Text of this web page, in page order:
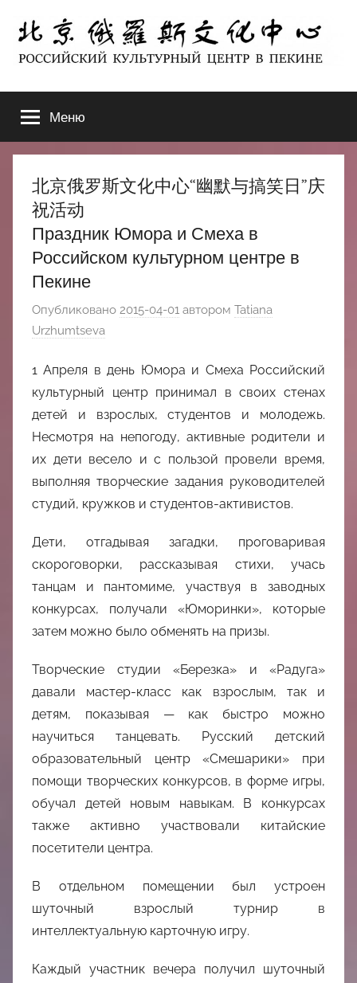
содержимому
北
京
俄
罗
斯
文
化
中
心
ЦЕНТР
В
ПЕКИНЕ
Меню
北京俄罗斯文化中心“幽默与搞笑日”庆
祝活动
Праздник Юмора и Смеха в
Российском культурном центре в
Пекине
Опубликовано 2015-04-01 автором Tatiana
Urzhumtseva
1 Апреля в день Юмора и Смеха Российский
культурный центр принимал в своих стенах
детей и взрослых, студентов и молодежь.
Несмотря на непогоду, активные родители и
их дети весело и с пользой провели время,
выполняя творческие задания руководителей
студий, кружков и студентов-активистов.
Дети, отгадывая загадки, проговаривая
скороговорки, рассказывая стихи, учась
танцам и пантомиме, участвуя в заводных
конкурсах, получали «Юморинки», которые
затем можно было обменять на призы.
Творческие студии «Березка» и «Радуга»
давали мастер-класс как взрослым, так и
детям, показывая — как быстро можно
научиться танцевать. Русский детский
образовательный центр «Смешарики» при
помощи творческих конкурсов, в форме игры,
обучал детей новым навыкам. В конкурсах
также активно участвовали китайские
посетители центра.
В отдельном помещении был устроен
шуточный взрослый турнир в
интеллектуальную карточную игру.
Каждый участник вечера получил шуточный